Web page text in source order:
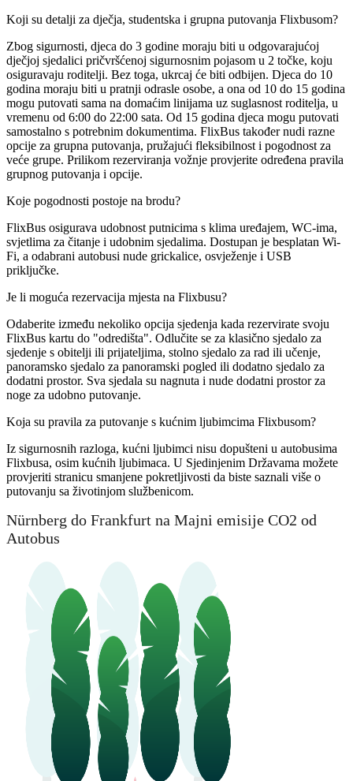
Koji su detalji za dječja, studentska i grupna putovanja Flixbusom?
Zbog sigurnosti, djeca do 3 godine moraju biti u odgovarajućoj
dječjoj sjedalici pričvršćenoj sigurnosnim pojasom u 2 točke, koju
osiguravaju roditelji. Bez toga, ukrcaj će biti odbijen. Djeca do 10
godina moraju biti u pratnji odrasle osobe, a ona od 10 do 15 godina
mogu putovati sama na domaćim linijama uz suglasnost roditelja, u
vremenu od 6:00 do 22:00 sata. Od 15 godina djeca mogu putovati
samostalno s potrebnim dokumentima. FlixBus također nudi razne
opcije za grupna putovanja, pružajući fleksibilnost i pogodnost za
veće grupe. Prilikom rezerviranja vožnje provjerite određena pravila
grupnog putovanja i opcije.
Koje pogodnosti postoje na brodu?
FlixBus osigurava udobnost putnicima s klima uređajem, WC-ima,
svjetlima za čitanje i udobnim sjedalima. Dostupan je besplatan Wi-
Fi, a odabrani autobusi nude grickalice, osvježenje i USB
priključke.
Je li moguća rezervacija mjesta na Flixbusu?
Odaberite između nekoliko opcija sjedenja kada rezervirate svoju
FlixBus kartu do "odredišta". Odlučite se za klasično sjedalo za
sjedenje s obitelji ili prijateljima, stolno sjedalo za rad ili učenje,
panoramsko sjedalo za panoramski pogled ili dodatno sjedalo za
dodatni prostor. Sva sjedala su nagnuta i nude dodatni prostor za
noge za udobno putovanje.
Koja su pravila za putovanje s kućnim ljubimcima Flixbusom?
Iz sigurnosnih razloga, kućni ljubimci nisu dopušteni u autobusima
Flixbusa, osim kućnih ljubimaca. U Sjedinjenim Državama možete
provjeriti stranicu smanjene pokretljivosti da biste saznali više o
putovanju sa životinjom službenicom.
Nürnberg do Frankfurt na Majni emisije CO2 od
Autobus